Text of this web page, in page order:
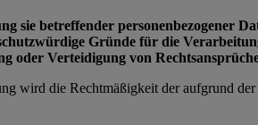
sie betreffender personenbezogener
Gründe für die
oder Verteidigung von
wird die Rechtmäßigkeit der aufgrund